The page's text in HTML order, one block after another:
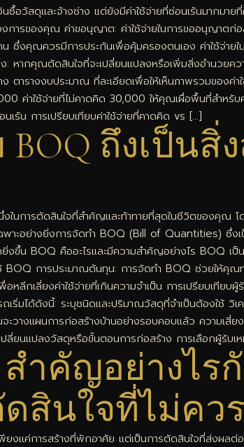
งินซื้อวัสดุและจ้างช่าง แต่ยังมีค่าใช้จ่ายที่ซ่อนเร้นมาก
การของคุณ ค่าขอนุญาต: ค่าใช้จ่ายในการขออนุญาตก่
น ซึ่งคุณควรมีการประกันเพื่อคุ้มครองตนเอง ค่าใช้จ่า
: หากคุณตัดสินใจที่จะเปลี่ยนแปลงหรือเพิ่มสิ่งอำนวยค
ารางงบประมาณ ที่ละเอียดเพื่อให้เห็นภาพรวมของค่
ค่าใช้จ่ายที่ไม่คาดคิด 30,000 ให้คุณเผื่อพื้นที่สำหรับค่
นเร้น การเปรียบเทียบค่าใช้จ่ายที่คาดคิด vs […]
BOQ ถึงเป็น
งในการตัดสินใจที่สำคัญและท้าทายที่สุดในชีวิตของคุ
าะอย่างยิ่งการจัดทำ BOQ (Bill of Quantities) ซึ่งเ
ยิ่งขึ้น BOQ คืออะไรและมีความสำคัญอย่างไร BOQ เ
BOQ การประมาณต้นทุน: การจัดทำ BOQ ช่วยให้คุณ
หลีกเลี่ยงค่าใช้จ่ายที่เกินความจำเป็น การเปรียบเทีย
เริ่มได้ดังนี้: ระบุชนิดและปริมาณวัสดุที่จำเป็นต้องใช้ วิ
ะวางแผนการก่อสร้างบ้านอย่างรอบคอบแล้ว ความเสี่
ปลี่ยนแปลงวัสดุหรือขั้นตอนการก่อสร้าง การเลือกผู้รั
สำคัญอย่างไร
สินใจที่ไม่คว
เพียงแค่การสร้างที่พักอาศัย แต่เป็นการตัดสินใจที่ส่ง